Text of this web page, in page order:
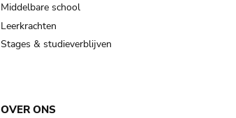
Middelbare school
Leerkrachten
Stages & studieverblijven
OVER ONS